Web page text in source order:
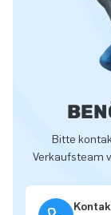
Bitte
Verkaufsteam